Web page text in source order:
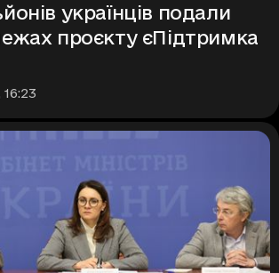
українців подали
проєкту єПідтримка
16:23